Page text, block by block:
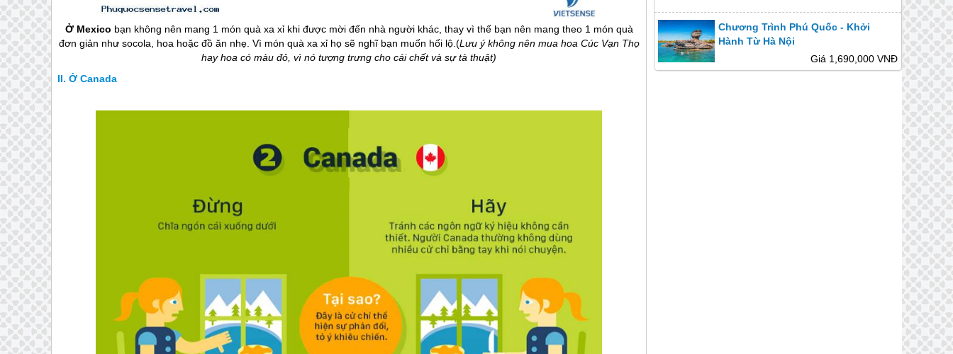
Chương Trình Phú Quốc - Khởi
Hành Từ Hà Nội
Giá 1,690,000 VNĐ
Ở Mexico bạn không nên mang 1 món quà xa xỉ khi được mời đến nhà người khác, thay vì thế bạn nên mang theo 1 món quà
đơn giản như socola, hoa hoặc đồ ăn nhẹ. Vì món quà xa xỉ họ sẽ nghĩ bạn muốn hối lộ.(Lưu ý không nên mua hoa Cúc Vạn Thọ
hay hoa có màu đỏ, vì nó tượng trưng cho cái chết và sự tà thuật)
Ở Canada